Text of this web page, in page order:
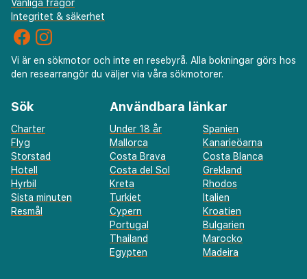
Vanliga frågor
Integritet & säkerhet
Vi är en sökmotor och inte en resebyrå. Alla bokningar görs hos
den researrangör du väljer via våra sökmotorer.
Sök
Charter
Flyg
Storstad
Hotell
Hyrbil
Sista minuten
Resmål
Användbara länkar
Under 18 år
Spanien
Mallorca
Kanarieöarna
Costa Brava
Costa Blanca
Costa del Sol
Grekland
Kreta
Rhodos
Turkiet
Italien
Cypern
Kroatien
Portugal
Bulgarien
Thailand
Marocko
Egypten
Madeira